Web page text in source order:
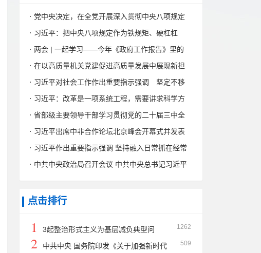
党中央决定，在全党开展深入贯彻中央八项规定
精神学习教育
习近平：把中央八项规定作为铁规矩、硬杠杠
两会 | 一起学习——今年《政府工作报告》里的
新词
在以高质量机关党建促进高质量发展中展现新担
当新作为——中央和国家机关部门机关党委书记
专题培训班侧记
习近平对社会工作作出重要指示强调 坚定不移
走中国特色社会主义社会治理之路 推动新时代
社会工作高质量发展
习近平：改革是一项系统工程，需要讲求科学方
法
省部级主要领导干部学习贯彻党的二十届三中全
会精神专题研讨班结业 蔡奇出席结业式并作总结
讲话
习近平出席中非合作论坛北京峰会开幕式并发表
主旨讲话
习近平作出重要指示强调 坚持融入日常抓在经常
把党纪学习教育成果持续转化为推动高质量发展
中共中央政治局召开会议 中共中央总书记习近平
点击排行
1262
1
3起整治形式主义为基层减负典型问
题，公开通报！
509
2
中共中央 国务院印发《关于加强新时代